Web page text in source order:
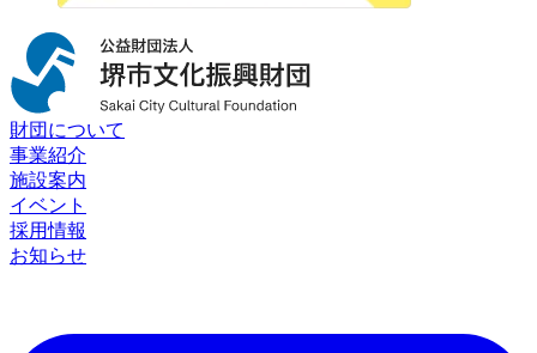
財団について
事業紹介
施設案内
イベント
採用情報
お知らせ